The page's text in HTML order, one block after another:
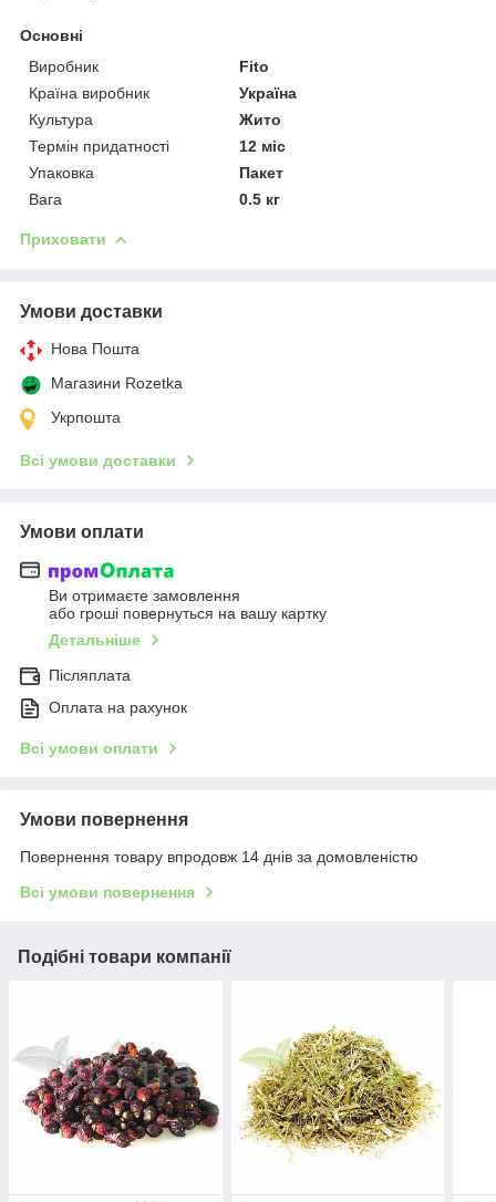
Основні
Виробник
Fito
Країна виробник
Україна
Культура
Жито
Термін придатності
12 міс
Упаковка
Пакет
Вага
0.5 кг
Приховати
Умови доставки
Нова Пошта
Магазини Rozetka
Укрпошта
Всі умови доставки
Умови оплати
Ви отримаєте замовлення
або гроші повернуться на вашу картку
Детальніше
Післяплата
Оплата на рахунок
Всі умови оплати
Умови повернення
Повернення товару впродовж 14 днів за домовленістю
Всі умови повернення
Подібні товари компанії